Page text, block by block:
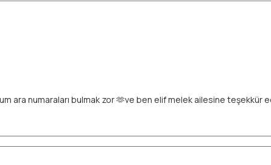
ara numaraları bulmak zor 🫶ve ben elif melek ailesine